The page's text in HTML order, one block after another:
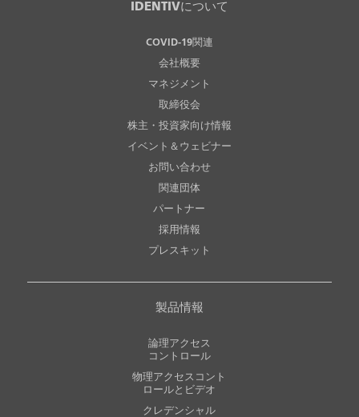
IDENTIVについて
COVID-19関連
会社概要
マネジメント
取締役会
株主・投資家向け情報
イベント＆ウェビナー
お問い合わせ
関連団体
パートナー
採用情報
プレスキット
製品情報
論理アクセス
コントロール
物理アクセスコント
ロールとビデオ
クレデンシャル